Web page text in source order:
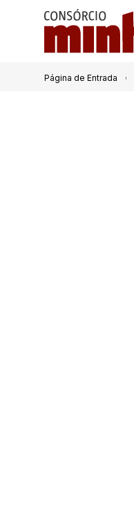
Página de Entrada